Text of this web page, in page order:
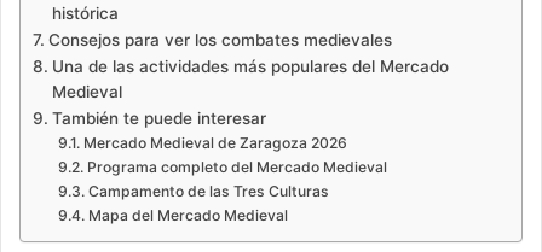
histórica
Consejos para ver los combates medievales
Una de las actividades más populares del Mercado
Medieval
También te puede interesar
Mercado Medieval de Zaragoza 2026
Programa completo del Mercado Medieval
Campamento de las Tres Culturas
Mapa del Mercado Medieval